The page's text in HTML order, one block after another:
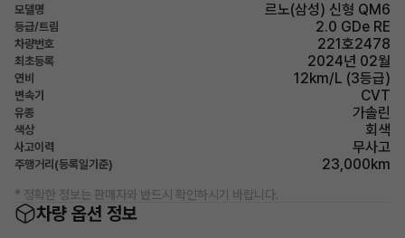
모델명 르노(삼성) 신형 QM6
등급/트림 2.0 GDe RE
차량번호 221호2478
최초등록 2024년 02월
연비 12km/L (3등급)
변속기 CVT
유종 가솔린
색상 회색
사고이력 무사고
주행거리(등록일기준) 23,000km
* 정확한 정보는 판매자와 반드시 확인하시기 바랍니다.
차량 옵션 정보